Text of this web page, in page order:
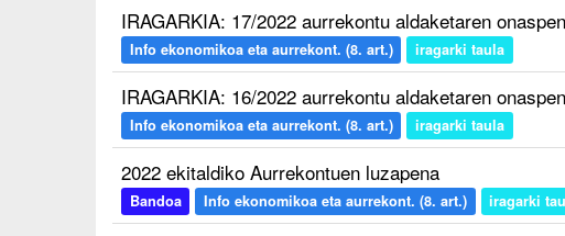
IRAGARKIA: 17/2022 aurrekontu aldaketaren
Info ekonomikoa eta aurrekont. (8. art.) iragarki taula
IRAGARKIA: 16/2022 aurrekontu aldaketaren
Info ekonomikoa eta aurrekont. (8. art.) iragarki taula
2022 ekitaldiko Aurrekontuen luzapena
Bandoa Info ekonomikoa eta aurrekont. (8. art.) iragarki